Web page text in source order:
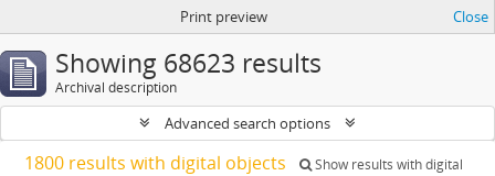
Print preview Close
Showing 68623 results
Archival description
Advanced search options
1800 results with digital objects
Show results with digital